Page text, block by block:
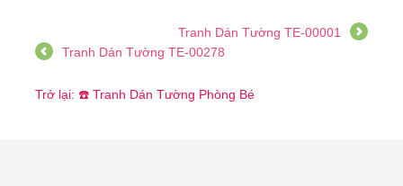
Tranh Dán Tường TE-00001
Tranh Dán Tường TE-00278
Trở lại: ☎️ Tranh Dán Tường Phòng Bé